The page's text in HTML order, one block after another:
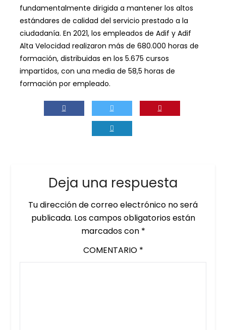
fundamentalmente dirigida a mantener los altos
estándares de calidad del servicio prestado a la
ciudadanía. En 2021, los empleados de Adif y Adif
Alta Velocidad realizaron más de 680.000 horas de
formación, distribuidas en los 5.675 cursos
impartidos, con una media de 58,5 horas de
formación por empleado.
Deja una respuesta
Tu dirección de correo electrónico no será
publicada. Los campos obligatorios están
marcados con *
COMENTARIO *